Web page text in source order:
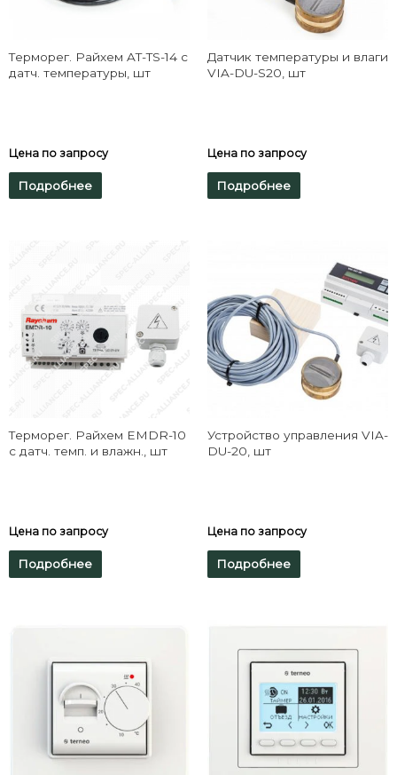
Терморег. Райхем AT-TS-14 с
датч. температуры, шт
Цена по запросу
Подробнее
Датчик температуры и влаги
VIA-DU-S20, шт
Цена по запросу
Подробнее
Терморег. Райхем EMDR-10
с датч. темп. и влажн., шт
Цена по запросу
Подробнее
Устройство управления VIA-
DU-20, шт
Цена по запросу
Подробнее